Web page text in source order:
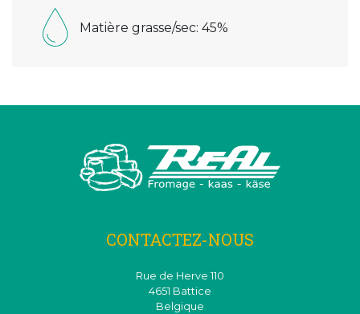
Matière grasse/sec: 45%
CONTACTEZ-NOUS
Rue de Herve 110
4651 Battice
Belgique